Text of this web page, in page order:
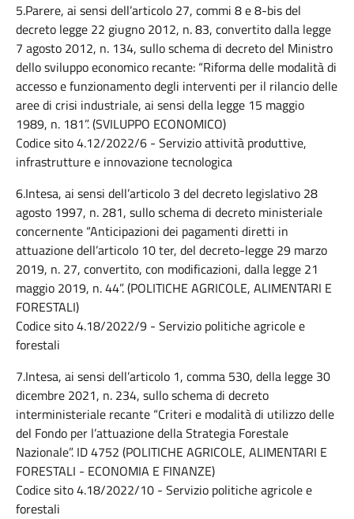
5.Parere, ai sensi dell’articolo 27, commi 8 e 8-bis del
decreto legge 22 giugno 2012, n. 83, convertito dalla legge
7 agosto 2012, n. 134, sullo schema di decreto del Ministro
dello sviluppo economico recante: “Riforma delle modalità di
accesso e funzionamento degli interventi per il rilancio delle
aree di crisi industriale, ai sensi della legge 15 maggio
1989, n. 181”. (SVILUPPO ECONOMICO)
Codice sito 4.12/2022/6 - Servizio attività produttive,
infrastrutture e innovazione tecnologica
6.Intesa, ai sensi dell’articolo 3 del decreto legislativo 28
agosto 1997, n. 281, sullo schema di decreto ministeriale
concernente “Anticipazioni dei pagamenti diretti in
attuazione dell’articolo 10 ter, del decreto-legge 29 marzo
2019, n. 27, convertito, con modificazioni, dalla legge 21
maggio 2019, n. 44”. (POLITICHE AGRICOLE, ALIMENTARI E
FORESTALI)
Codice sito 4.18/2022/9 - Servizio politiche agricole e
forestali
7.Intesa, ai sensi dell’articolo 1, comma 530, della legge 30
dicembre 2021, n. 234, sullo schema di decreto
interministeriale recante “Criteri e modalità di utilizzo delle
del Fondo per l’attuazione della Strategia Forestale
Nazionale”. ID 4752 (POLITICHE AGRICOLE, ALIMENTARI E
FORESTALI - ECONOMIA E FINANZE)
Codice sito 4.18/2022/10 - Servizio politiche agricole e
forestali